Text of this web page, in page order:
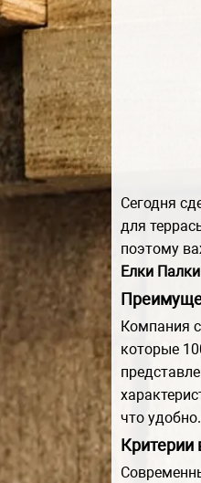
Сегодня
для
поэтому
Елки Палки
Компания
которые
что удобно.
Критерии